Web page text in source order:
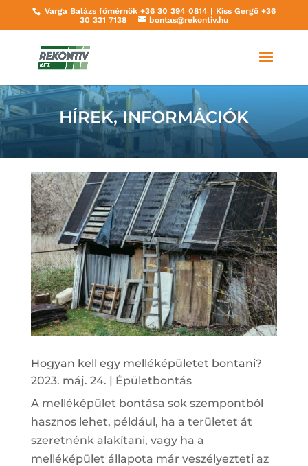
Varga Balázs főmérnök +36 30 394 0814| Kiss Gergő +36
30 331 7138
bontas@rekontiv.hu
HÍREK, INFORMÁCIÓK
Hogyan kell egy melléképületet bontani?
2023. máj. 24. | Épületbontás
A melléképület bontása sok szempontból
hasznos lehet, például, ha a területet át
szeretnénk alakítani, vagy ha a
melléképület állapota már veszélyezteti az